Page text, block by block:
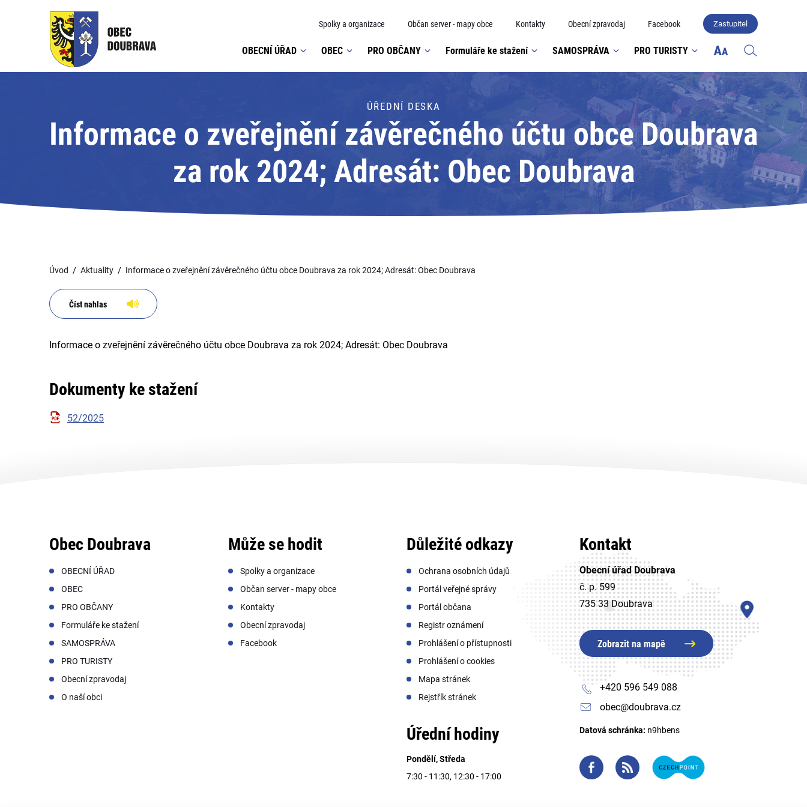
Spolky a organizace Občan server - mapy obce Kontakty Obecní zpravodaj Facebook Zastupitel
OBECNÍ ÚŘAD OBEC PRO OBČANY Formuláře ke stažení SAMOSPRÁVA PRO TURISTY
ÚŘEDNÍ DESKA
Informace o zveřejnění závěrečného účtu obce Doubrava
za rok 2024; Adresát: Obec Doubrava
Úvod Aktuality Informace o zveřejnění závěrečného účtu obce Doubrava za rok 2024; Adresát: Obec Doubrava
Číst nahlas
Informace o zveřejnění závěrečného účtu obce Doubrava za rok 2024; Adresát: Obec Doubrava
Dokumenty ke stažení
52/2025
Obec Doubrava
OBECNÍ ÚŘAD
OBEC
PRO OBČANY
Formuláře ke stažení
SAMOSPRÁVA
PRO TURISTY
Obecní zpravodaj
O naší obci
Může se hodit
Spolky a organizace
Občan server - mapy obce
Kontakty
Obecní zpravodaj
Facebook
Důležité odkazy
Ochrana osobních údajů
Portál veřejné správy
Portál občana
Registr oznámení
Prohlášení o přístupnosti
Prohlášení o cookies
Mapa stránek
Rejstřík stránek
Úřední hodiny
Pondělí, Středa
7:30 - 11:30, 12:30 - 17:00
Kontakt
Obecní úřad Doubrava
č. p. 599
735 33 Doubrava
Zobrazit na mapě
+420 596 549 088
obec@doubrava.cz
Datová schránka: n9hbens